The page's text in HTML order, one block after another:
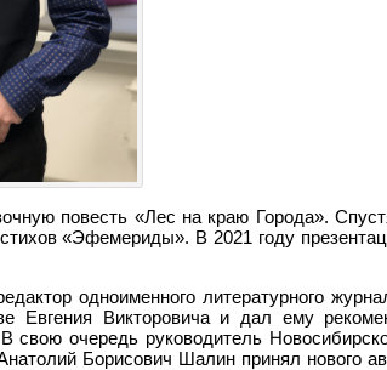
повесть «Лес на краю Города».
«Эфемериды». В 2021 году
одноименного литературного
Евгения Викторовича и дал ему
очередь руководитель
Борисович Шалин принял нового